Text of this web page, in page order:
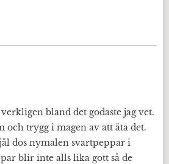
bland det godaste jag vet.
trygg i magen av att äta det.
dos nymalen svartpeppar i
blir inte alls lika gott så de